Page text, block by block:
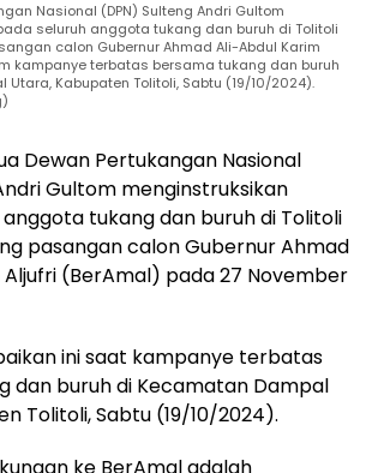
Nasional (DPN) Sulteng Andri Gultom
seluruh anggota tukang dan buruh di Tolitoli
calon Gubernur Ahmad Ali-Abdul Karim
kampanye terbatas bersama tukang dan buruh
Utara, Kabupaten Tolitoli, Sabtu (19/10/2024).
Dewan Pertukangan Nasional
Gultom menginstruksikan
tukang dan buruh di Tolitoli
pasangan calon Gubernur Ahmad
(BerAmal) pada 27 November
ini saat kampanye terbatas
dan buruh di Kecamatan Dampal
Tolitoli, Sabtu (19/10/2024).